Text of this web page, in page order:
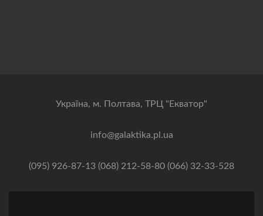
Українa, м. Полтава, ТРЦ "Екватор"
info@galaktika.pl.ua
(095) 926-87-13 (068) 212-58-80 (066) 32-33-528